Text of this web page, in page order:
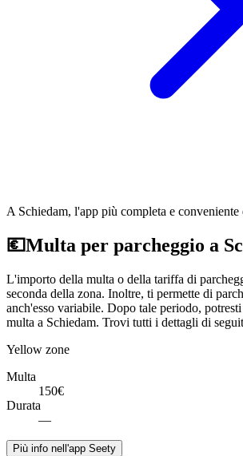
A Schiedam, l'app più completa e conveniente
💶Multa per parcheggio a
L'importo della multa o della tariffa di
seconda della zona. Inoltre, ti permette di
anch'esso variabile. Dopo tale periodo,
multa a Schiedam. Trovi tutti i dettagli di
Yellow zone
Multa
150€
Durata
—
Più info nell'app Seety